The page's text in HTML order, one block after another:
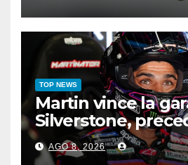
TOP NEWS
Martin vince la
Silverstone,
e Bezzecchi
AGO 8, 2026